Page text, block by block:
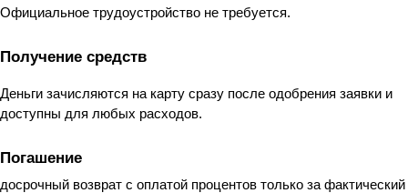
Официальное трудоустройство не требуется.
Получение средств
Деньги зачисляются на карту сразу после одобрения заявки и
доступны для любых расходов.
Погашение
досрочный возврат с оплатой процентов только за фактический